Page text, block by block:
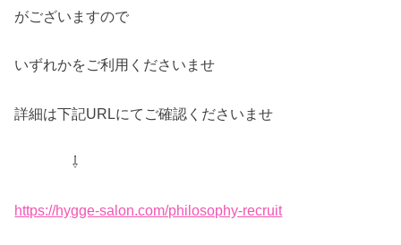
がございますので
いずれかをご利用くださいませ
詳細は下記URLにてご確認くださいませ
⇩
https://hygge-salon.com/philosophy-recruit